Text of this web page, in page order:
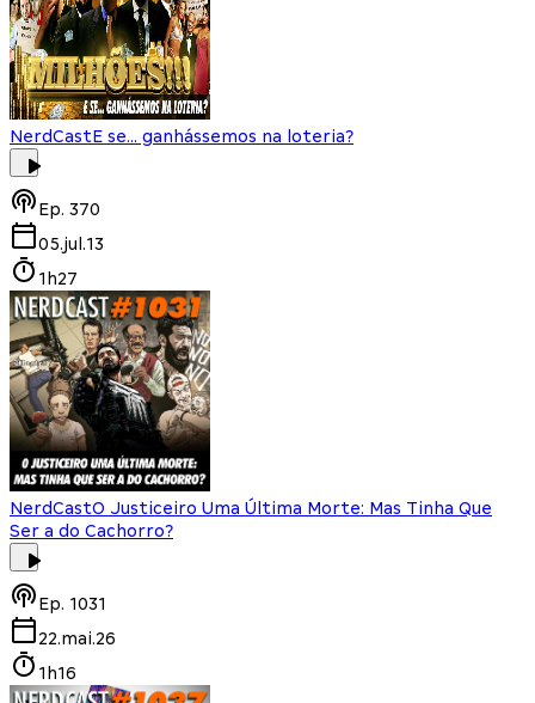
NerdCastE se... ganhássemos na loteria?
Ep. 370
05.jul.13
1h27
NerdCastO Justiceiro Uma Última Morte: Mas Tinha Que
Ser a do Cachorro?
Ep. 1031
22.mai.26
1h16